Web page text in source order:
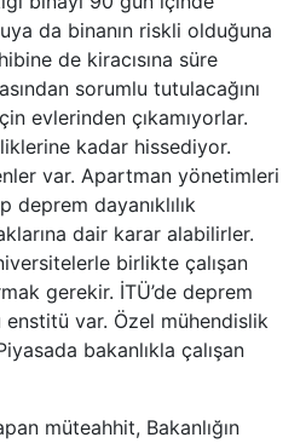
da binanın riskli olduğuna
de kiracısına süre
sorumlu tutulacağını
evlerinden çıkamıyorlar.
kadar hissediyor.
var. Apartman yönetimleri
deprem dayanıklılık
dair karar alabilirler.
birlikte çalışan
gerekir. İTÜ’de deprem
var. Özel mühendislik
bakanlıkla çalışan
müteahhit, Bakanlığın